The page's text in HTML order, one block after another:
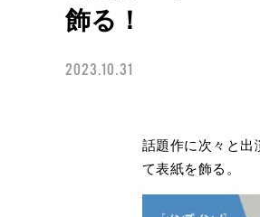
飾る！
2023.10.31
話題作に次々と出
て表紙を飾る。